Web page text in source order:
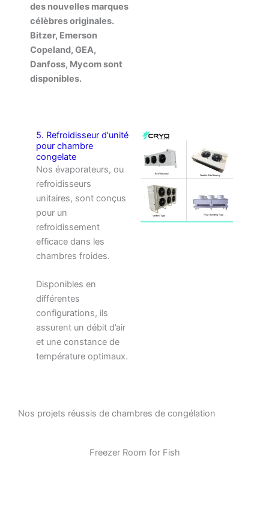
des nouvelles marques
célèbres originales.
Bitzer, Emerson
Copeland, GEA,
Danfoss, Mycom sont
disponibles.
5. Refroidisseur d'unité
pour chambre
congelate
Nos évaporateurs, ou
refroidisseurs
unitaires, sont conçus
pour un
refroidissement
efficace dans les
chambres froides.
Disponibles en
différentes
configurations, ils
assurent un débit d’air
et une constance de
température optimaux.
Nos projets réussis de chambres de congélation
Freezer Room for Fish